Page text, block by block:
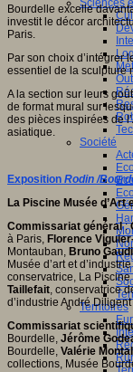
Sciences
Société
Territoires
Bourdelle excelle
investit le décor
Paris.
Par son choix d’intégrer
essentiel de la sculpture
A la section sur leurs
de format mural sur
des pièces inspirées de
asiatique.
Exposition Rodin /
La Piscine Musée d’Art
Commissariat général:
à Paris, Florence
Montauban, Bruno
Musée d’art et
conservatrice, La Piscine
Taillefait, conservatrice
d’industrie André Diligent
Commissariat
Bourdelle, Jérôme
Bourdelle, Valérie
collections, Musée